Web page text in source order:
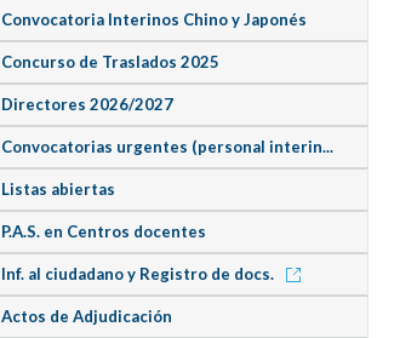
Convocatoria Interinos Chino y Japonés
Concurso de Traslados 2025
Directores 2026/2027
Convocatorias urgentes (personal interin...
Listas abiertas
P.A.S. en Centros docentes
Inf. al ciudadano y Registro de docs.
Actos de Adjudicación